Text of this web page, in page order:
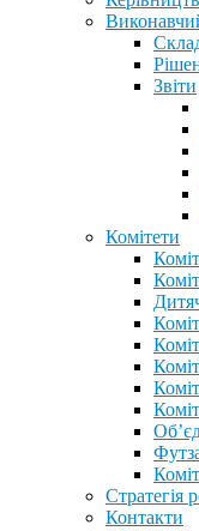
Звіти
Комітети
Стратегія
Контакти